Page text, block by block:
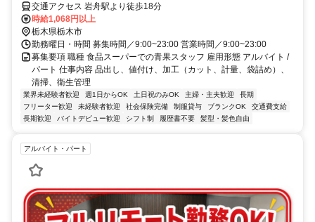
交通アクセス 岩舟駅より徒歩18分
時給1,068円以上
栃木県栃木市
勤務曜日・時間 募集時間／9:00~23:00 営業時間／9:00~23:00
募集要項 職種 食品スーパーでの青果スタッフ 雇用形態 アルバイト /
パート 仕事内容 品出し、値付け、加工（カット、計量、袋詰め）、
清掃、衛生管理
業界未経験者歓迎 週1日からOK 土日祝のみOK 主婦・主夫歓迎
長期
フリーター歓迎
未経験者歓迎 社会保険完備 制服貸与 ブランクOK
交通費支給
長期歓迎
バイトデビュー歓迎 シフト制 履歴書不要 髪型・髪色自由
アルバイト・パート